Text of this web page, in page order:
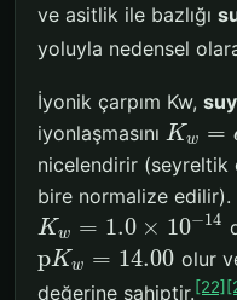
ve asitlik ile bazlığı
yoluyla nedensel
İyonik çarpım Kw,
iyonlaşmasını Kw =
nicelendirir (seyreltik
bire normalize edilir).
Kw = 1.0 × 10−14
pKw = 14.00 olur
değerine sahiptir.[22]